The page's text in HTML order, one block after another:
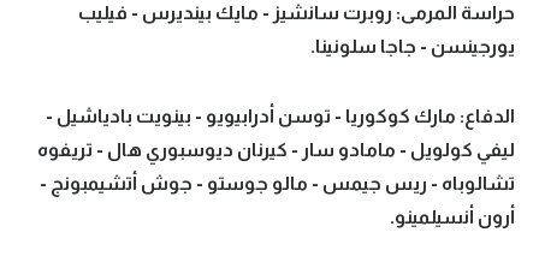
Gamers
تحقيق في الجول
تقرير في الجول
تحليل في الجول
حراسة المرمى: روبرت سانشيز - مايك بينديرس - فيليب
يورجينسن - جاجا سلونينا.
الدفاع: مارك كوكوريا - توسن أدرابيويو - بينويت بادياشيل -
ليفي كولويل - مامادو سار - كيرنان ديوسبوري هال - تريفوه
تشالوباه - ريس جيمس - مالو جوستو - جوش أتشيمبونج -
أرون أنسيلمينو.